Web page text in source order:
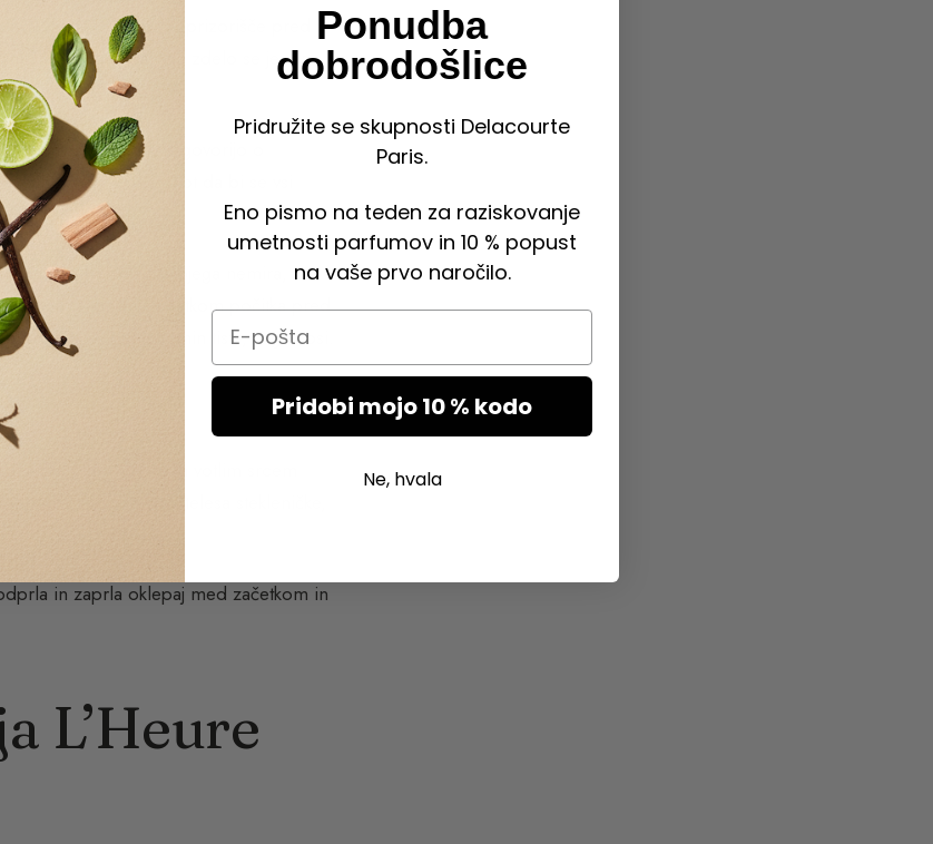
; vznemirilo ga je prizorišče pred
modro barvo ; zdelo se je, da
vznesene dišave govorijo o
zvezd. Zdi se, kot da bi se vsi
zmožen izraziti svojega nemira,
tem zadnjim trenutkom počitka pred
in vsiljuje spomin tiste, ki ga nosi.
z obrnjenim in votlim srcem
na vrhu telesa stekleničke,
in zaprla oklepaj med začetkom in
L’Heure
Ponudba
dobrodošlice
Pridružite se skupnosti Delacourte
Paris.
Eno pismo na teden za raziskovanje
umetnosti parfumov in 10 % popust
na vaše prvo naročilo.
Email
Pridobi mojo 10 % kodo
Ne, hvala